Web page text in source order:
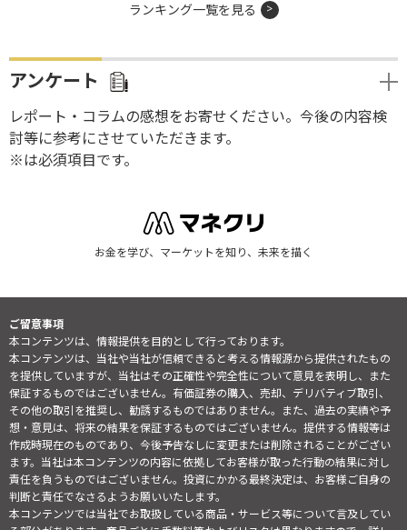
ランキング一覧を見る
アンケート
レポート・コラムの感想をお寄せください。今後の内容検
討等に参考にさせていただきます。
※は必須項目です。
お金を学び、マーケットを知り、未来を描く
ご留意事項
本コンテンツは、情報提供を目的として行っております。
本コンテンツは、当社や当社が信頼できると考える情報源から提供されたもの
を提供していますが、当社はその正確性や完全性について意見を表明し、また
保証するものではございません。有価証券の購入、売却、デリバティブ取引、
その他の取引を推奨し、勧誘するものではありません。また、過去の実績や予
想・意見は、将来の結果を保証するものではございません。提供する情報等は
作成時現在のものであり、今後予告なしに変更または削除されることがござい
ます。当社は本コンテンツの内容に依拠してお客様が取った行動の結果に対し
責任を負うものではございません。投資にかかる最終決定は、お客様ご自身の
判断と責任でなさるようお願いいたします。
本コンテンツでは当社でお取扱している商品・サービス等について言及してい